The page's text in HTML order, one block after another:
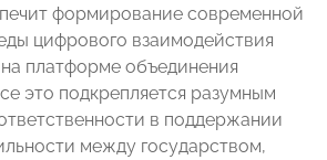
формирование современной
цифрового взаимодействия
платформе объединения
это подкрепляется разумным
в поддержании
между государством,